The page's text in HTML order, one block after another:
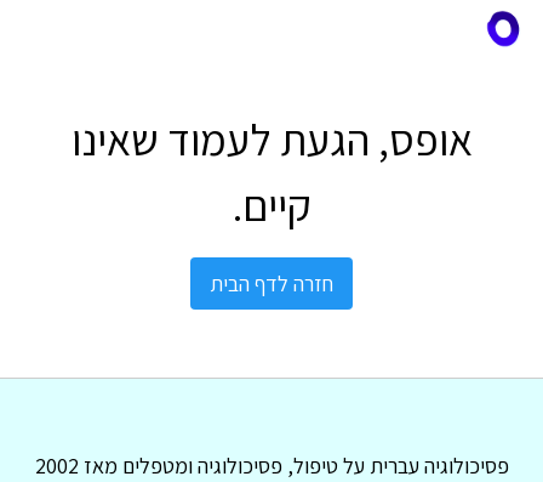
אופס, הגעת לעמוד שאינו
קיים.
חזרה לדף הבית
פסיכולוגיה עברית על טיפול, פסיכולוגיה ומטפלים מאז 2002